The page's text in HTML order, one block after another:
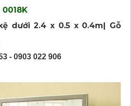
0018K
dưới 2.4 x 0.5 x 0.4m| Gỗ
- 0903 022 906